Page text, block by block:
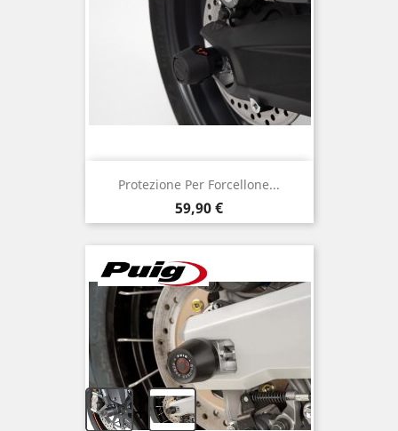
Protezione Per Forcellone...
Prezzo
59,90 €
+